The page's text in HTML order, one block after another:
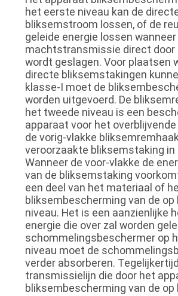
het eerste niveau kan de
bliksemstroom lossen, of de
geleide energie lossen
machtstransmissie direct door
wordt geslagen. Voor plaatsen
directe bliksemstakingen
klasse-I moet de
worden uitgevoerd. De
het tweede niveau is een
apparaat voor het
de vorig-vlakke
veroorzaakte bliksemstaking in
Wanneer de voor-vlakke de
van de bliksemstaking
een deel van het materiaal of
bliksembescherming van de op
niveau. Het is een aanzienlijke
energie die over zal worden
schommelingsbeschermer op
niveau moet de
verder absorberen.
transmissielijn die door het
bliksembescherming van de